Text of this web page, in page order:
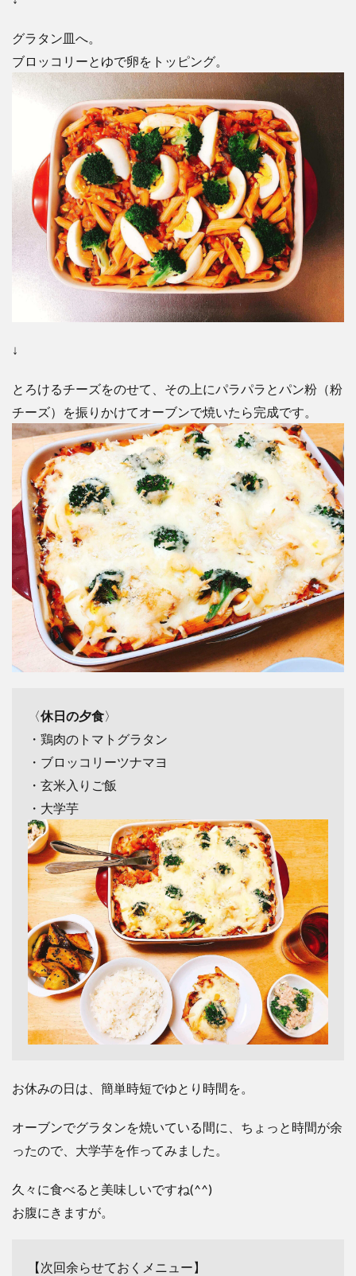
グラタン皿へ。
ブロッコリーとゆで卵をトッピング。
↓
とろけるチーズをのせて、その上にパラパラとパン粉（粉
チーズ）を振りかけてオーブンで焼いたら完成です。
〈休日の夕食〉
・鶏肉のトマトグラタン
・ブロッコリーツナマヨ
・玄米入りご飯
・大学芋
お休みの日は、簡単時短でゆとり時間を。
オーブンでグラタンを焼いている間に、ちょっと時間が余
ったので、大学芋を作ってみました。
久々に食べると美味しいですね(^^)
お腹にきますが。
【次回余らせておくメニュー】